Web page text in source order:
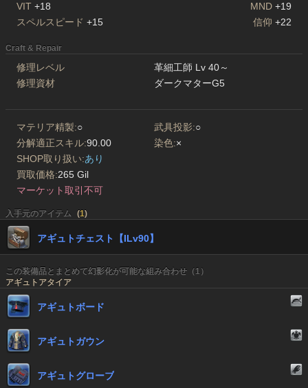
VIT +18 MND +19
スペルスピード +15 信仰 +22
Craft & Repair
修理レベル
革細工師 Lv 40～
修理資材
ダークマターG5
マテリア精製:○ 武具投影:○
分解適正スキル:90.00 染色:×
SHOP取り扱い:あり
買取価格:265 Gil
マーケット取引不可
入手元のアイテム (1)
アギュトチェスト【ILv90】
この装備品とまとめて幻影化が可能な組み合わせ（1）
アギュトアタイア
アギュトボード
アギュトガウン
アギュトグローブ